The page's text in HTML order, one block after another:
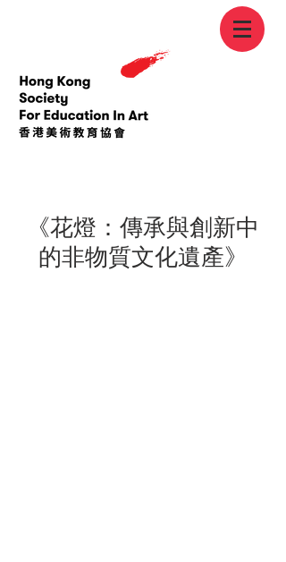
《花燈：傳承與創新中
的非物質文化遺產》